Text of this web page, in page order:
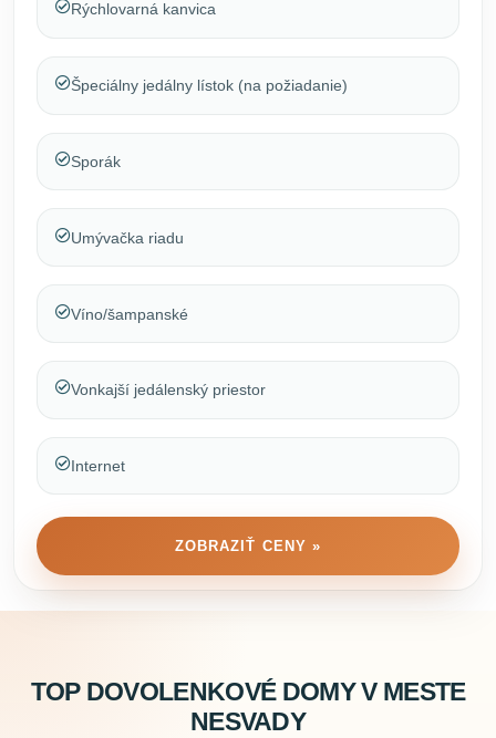
Rýchlovarná kanvica
Špeciálny jedálny lístok (na požiadanie)
Sporák
Umývačka riadu
Víno/šampanské
Vonkajší jedálenský priestor
Internet
ZOBRAZIŤ CENY »
TOP DOVOLENKOVÉ DOMY V MESTE
NESVADY